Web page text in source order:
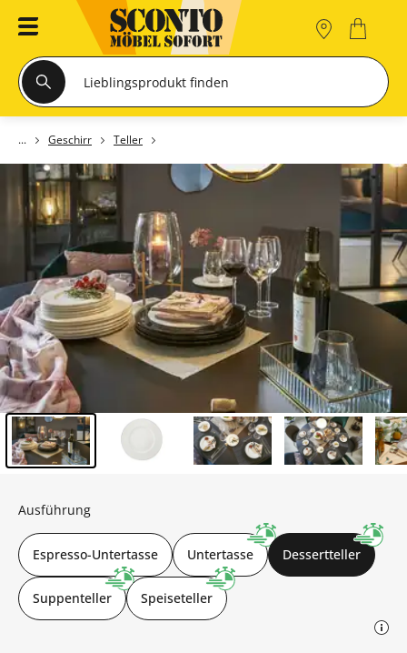
Geschirr Teller
Ausführung
Espresso-Untertasse Untertasse Dessertteller
Suppenteller Speiseteller